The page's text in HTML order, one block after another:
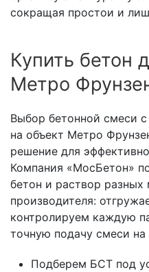
сокращая простои и
Купить бетон
Метро
Выбор бетонной смеси
на объект Метро
решение для
Компания «МосБетон»
бетон и раствор разных
производителя:
контролируем каждую
точную подачу смеси
Подберем БСТ под